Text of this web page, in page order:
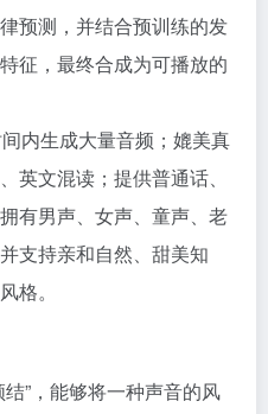
预测，并结合预训练的发
征，最终合成为可播放的
内生成大量音频；媲美真
英文混读；提供普通话、
有男声、女声、童声、老
支持亲和自然、甜美知
格。
”，能够将一种声音的风